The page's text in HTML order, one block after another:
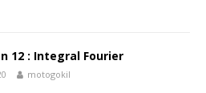
12 : Integral Fourier
motogokil